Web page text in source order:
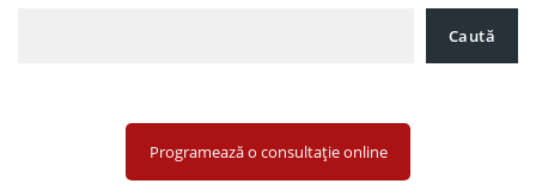
Caută
Programează o consultație online